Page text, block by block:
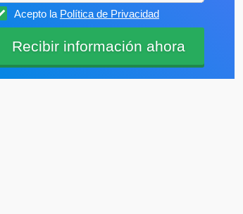
Selecciónala
Acepto la Política de Privacidad